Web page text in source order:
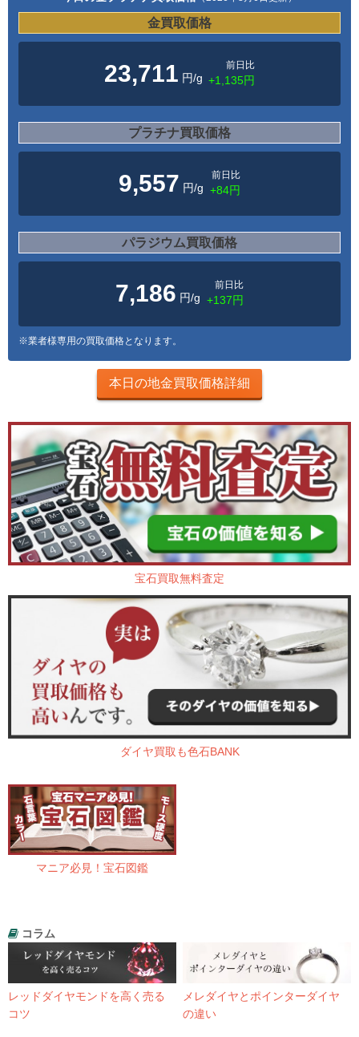
金買取価格
23,711 円/g
前日比
+1,135円
プラチナ買取価格
9,557 円/g
前日比
+84円
パラジウム買取価格
7,186 円/g
前日比
+137円
※業者様専用の買取価格となります。
本日の地金買取価格詳細
宝石買取無料査定
ダイヤ買取も色石BANK
マニア必見！宝石図鑑
コラム
レッドダイヤモンドを高く売る
コツ
メレダイヤとポインターダイヤ
の違い